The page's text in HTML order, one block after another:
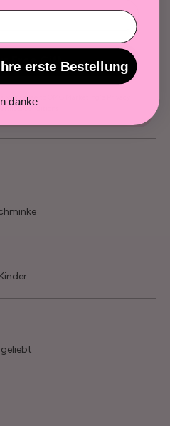
Free Gift
you agree to OMG Marketing's Privacy
erste Bestellung
danke